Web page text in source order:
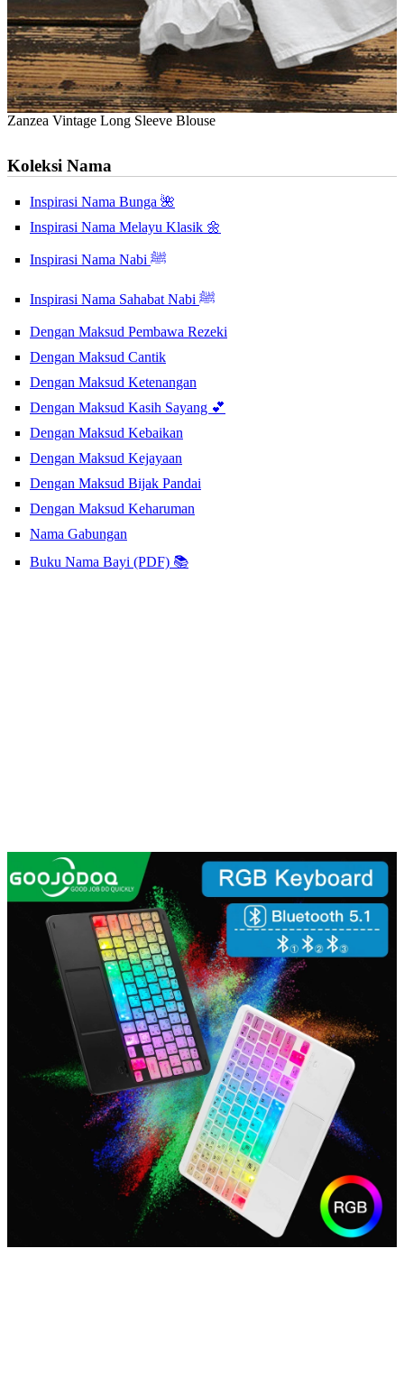
Zanzea Vintage Long Sleeve Blouse
Koleksi Nama
Inspirasi Nama Bunga 🌺
Inspirasi Nama Melayu Klasik 🌼
Inspirasi Nama Nabi ﷺ
Inspirasi Nama Sahabat Nabi ﷺ
Dengan Maksud Pembawa Rezeki
Dengan Maksud Cantik
Dengan Maksud Ketenangan
Dengan Maksud Kasih Sayang 💕
Dengan Maksud Kebaikan
Dengan Maksud Kejayaan
Dengan Maksud Bijak Pandai
Dengan Maksud Keharuman
Nama Gabungan
Buku Nama Bayi (PDF) 📚